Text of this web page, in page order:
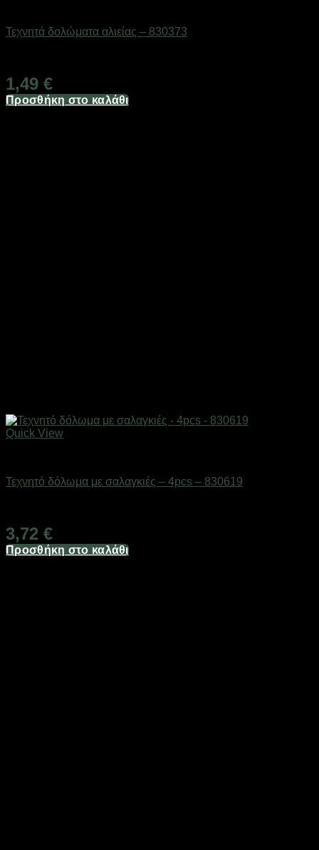
Τεχνητά δολώματα αλιείας – 830373
1,49 €
Προσθήκη στο καλάθι
Quick View
Τεχνητό δόλωμα με σαλαγκιές – 4pcs – 830619
3,72 €
Προσθήκη στο καλάθι